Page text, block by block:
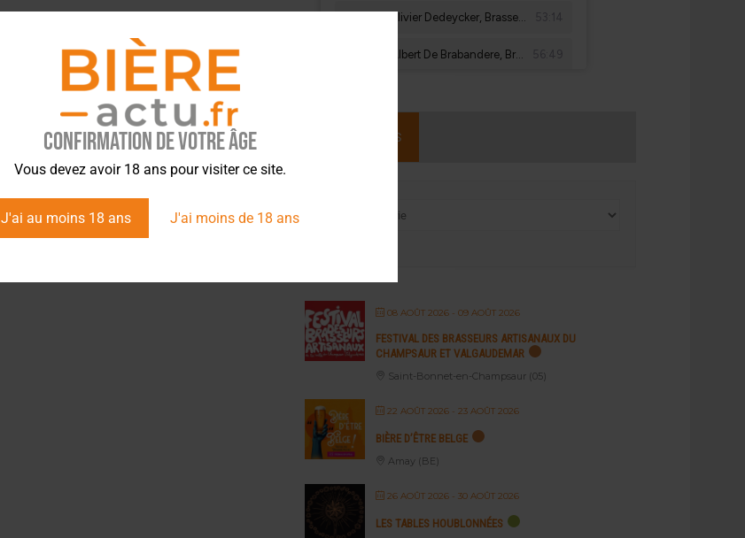
Confirmation de votre âge
Vous devez avoir 18 ans pour visiter ce site.
J'ai au moins 18 ans J'ai moins de 18 ans
ÉVÉNEMENTS
08 AOÛT 2026 - 09 AOÛT 2026
FESTIVAL DES BRASSEURS ARTISANAUX DU
CHAMPSAUR ET VALGAUDEMAR
Saint-Bonnet-en-Champsaur (05)
22 AOÛT 2026 - 23 AOÛT 2026
BIÈRE D’ÊTRE BELGE
Amay (BE)
26 AOÛT 2026 - 30 AOÛT 2026
LES TABLES HOUBLONNÉES